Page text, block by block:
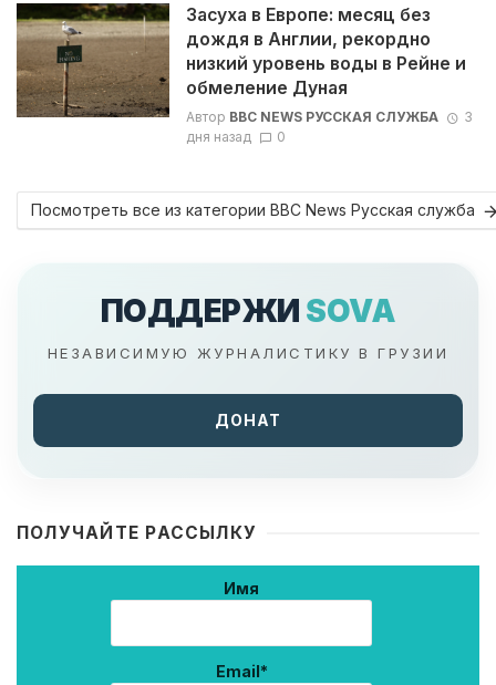
Засуха в Европе: месяц без
дождя в Англии, рекордно
низкий уровень воды в Рейне и
обмеление Дуная
Автор BBC NEWS РУССКАЯ СЛУЖБА
3
дня назад
0
Посмотреть все из категории BBC News Русская служба
ПОДДЕРЖИ SOVA
НЕЗАВИСИМУЮ ЖУРНАЛИСТИКУ В ГРУЗИИ
ДОНАТ
ПОЛУЧАЙТЕ РАССЫЛКУ
Имя
Email*